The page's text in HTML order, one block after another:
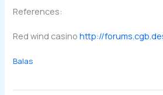
References:
Red wind casinohttp://
Balas